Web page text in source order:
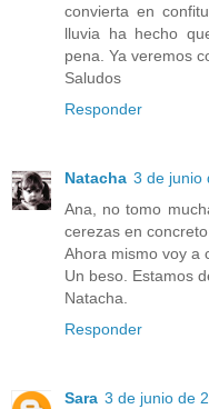
convierta en
lluvia ha hecho
pena. Ya veremos
Saludos
Responder
Natacha 3 de junio
Ana, no tomo
cerezas en
Ahora mismo voy a
Un beso. Estamos
Natacha.
Responder
Sara 3 de junio de